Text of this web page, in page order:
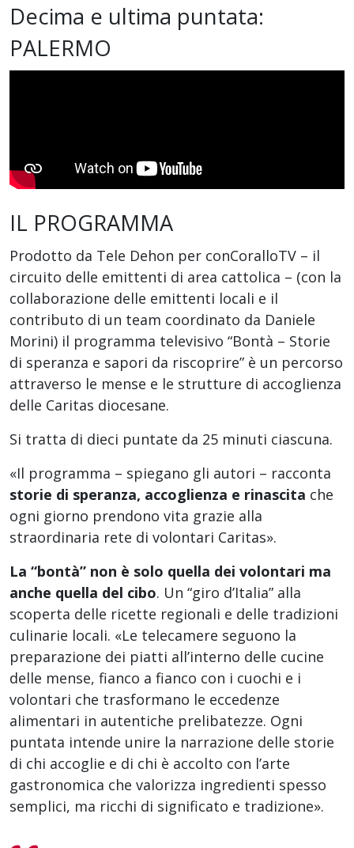
Decima e ultima puntata:
PALERMO
IL PROGRAMMA
Prodotto da Tele Dehon per conCoralloTV – il
circuito delle emittenti di area cattolica – (con la
collaborazione delle emittenti locali e il
contributo di un team coordinato da Daniele
Morini) il programma televisivo “Bontà – Storie
di speranza e sapori da riscoprire” è un percorso
attraverso le mense e le strutture di accoglienza
delle Caritas diocesane.
Si tratta di dieci puntate da 25 minuti ciascuna.
«Il programma – spiegano gli autori – racconta
storie di speranza, accoglienza e rinascita che
ogni giorno prendono vita grazie alla
straordinaria rete di volontari Caritas».
La “bontà” non è solo quella dei volontari ma
anche quella del cibo. Un “giro d’Italia” alla
scoperta delle ricette regionali e delle tradizioni
culinarie locali. «Le telecamere seguono la
preparazione dei piatti all’interno delle cucine
delle mense, fianco a fianco con i cuochi e i
volontari che trasformano le eccedenze
alimentari in autentiche prelibatezze. Ogni
puntata intende unire la narrazione delle storie
di chi accoglie e di chi è accolto con l’arte
gastronomica che valorizza ingredienti spesso
semplici, ma ricchi di significato e tradizione».